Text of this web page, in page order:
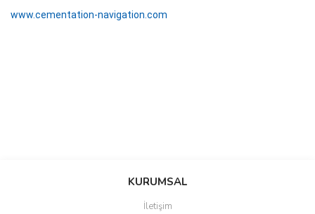
www.cementation-navigation.com
Bu ürüne ilk yorumu siz yapın!
KURUMSAL
İletişim